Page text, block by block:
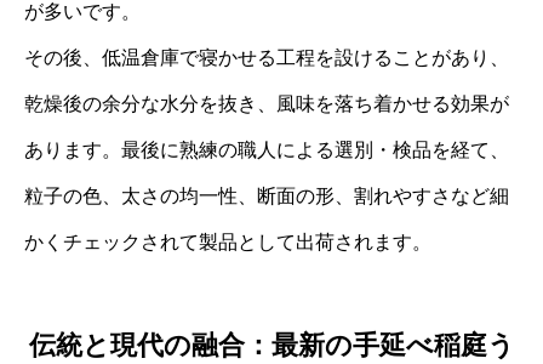
が多いです。
その後、低温倉庫で寝かせる工程を設けることがあり、
乾燥後の余分な水分を抜き、風味を落ち着かせる効果が
あります。最後に熟練の職人による選別・検品を経て、
粒子の色、太さの均一性、断面の形、割れやすさなど細
かくチェックされて製品として出荷されます。
伝統と現代の融合：最新の手延べ稲庭う